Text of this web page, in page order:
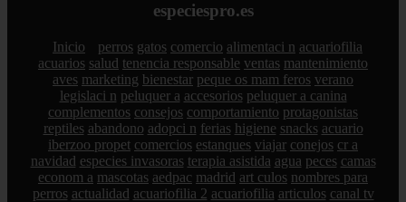
especiespro.es
Inicio perros gatos comercio alimentaci n acuariofilia
acuarios salud tenencia responsable ventas mantenimiento
aves marketing bienestar peque os mam feros verano
legislaci n peluquer a accesorios peluquer a canina
complementos consejos comportamiento protagonistas
reptiles abandono adopci n ferias higiene snacks acuario
iberzoo propet comercios estanques viajar conejos cr a
navidad especies invasoras terapia asistida agua peces camas
econom a mascotas aedpac madrid art culos nombres para
perros actualidad acuariofilia 2 acuariofilia articulos canal tv